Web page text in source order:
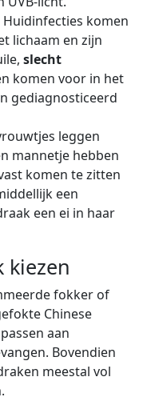
Huidinfecties komen
lichaam en zijn
slecht
komen voor in het
gediagnosticeerd
leggen
mannetje hebben
komen te zitten
een
een ei in haar
kiezen
fokker of
Chinese
aan
Bovendien
meestal vol